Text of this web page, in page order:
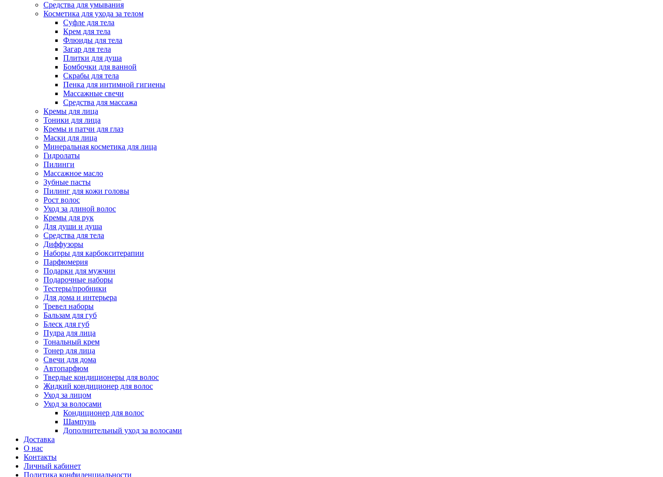
Средства для умывания
Косметика для ухода за телом
Суфле для тела
Крем для тела
Флюиды для тела
Загар для тела
Плитки для душа
Бомбочки для ванной
Скрабы для тела
Пенка для интимной гигиены
Массажные свечи
Средства для массажа
Кремы для лица
Тоники для лица
Кремы и патчи для глаз
Маски для лица
Минеральная косметика для лица
Гидролаты
Пилинги
Массажное масло
Зубные пасты
Пилинг для кожи головы
Рост волос
Уход за длиной волос
Кремы для рук
Для души и душа
Средства для тела
Диффузоры
Наборы для карбокситерапии
Парфюмерия
Подарки для мужчин
Подарочные наборы
Тестеры/пробники
Для дома и интерьера
Тревел наборы
Бальзам для губ
Блеск для губ
Пудра для лица
Тональный крем
Тонер для лица
Свечи для дома
Автопарфюм
Твердые кондиционеры для волос
Жидкий кондиционер для волос
Уход за лицом
Уход за волосами
Кондиционер для волос
Шампунь
Дополнительный уход за волосами
Доставка
О нас
Контакты
Личный кабинет
Политика конфиденциальности